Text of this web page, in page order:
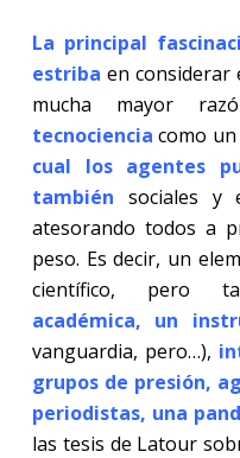
La principal
estriba en considerar
mucha mayor
tecnociencia como un
cual los agentes
también sociales y
atesorando todos a
peso. Es decir, un
científico, pero
académica, un
vanguardia, pero…),
grupos de presión,
periodistas, una
las tesis de Latour